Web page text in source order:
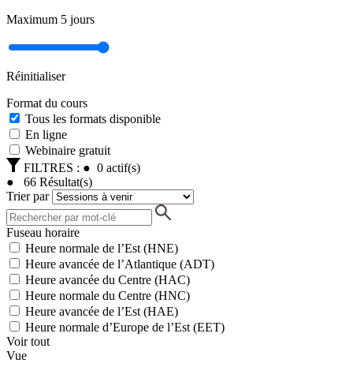
Maximum 5 jours
Réinitialiser
Format du cours
Tous les formats disponible
En ligne
Webinaire gratuit
FILTRES : ● 0 actif(s)
● 66 Résultat(s)
Trier par
Fuseau horaire
Heure normale de l’Est (HNE)
Heure avancée de l’Atlantique (ADT)
Heure avancée du Centre (HAC)
Heure normale du Centre (HNC)
Heure avancée de l’Est (HAE)
Heure normale d’Europe de l’Est (EET)
Voir tout
Vue